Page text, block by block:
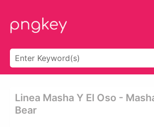
Linea Masha Y El Oso -
Bear